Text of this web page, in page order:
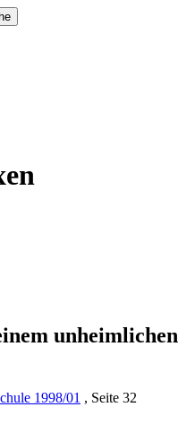
unheimlichen
1998/01 , Seite 32